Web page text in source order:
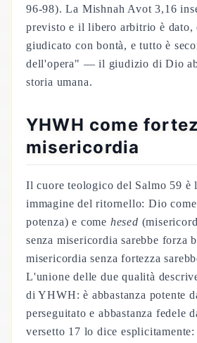
96-98). La Mishnah Avot 3,16
previsto e il libero arbitrio è dato,
giudicato con bontà, e tutto è
dell'opera" — il giudizio di Dio
storia umana.
YHWH come
misericordia
Il cuore teologico del Salmo 59 è
immagine del ritornello: Dio
potenza) e come hesed
senza misericordia sarebbe forza
misericordia senza fortezza
L'unione delle due qualità
di YHWH: è abbastanza potente
perseguitato e abbastanza fedele
versetto 17 lo dice